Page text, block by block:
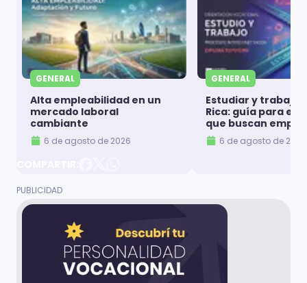
GENERAL
Alta empleabilidad en un
mercado laboral
cambiante
6 de agosto de 2026
GENERAL
Estudiar y trabajar
Rica: guía para
que buscan
6 de agosto de 2026